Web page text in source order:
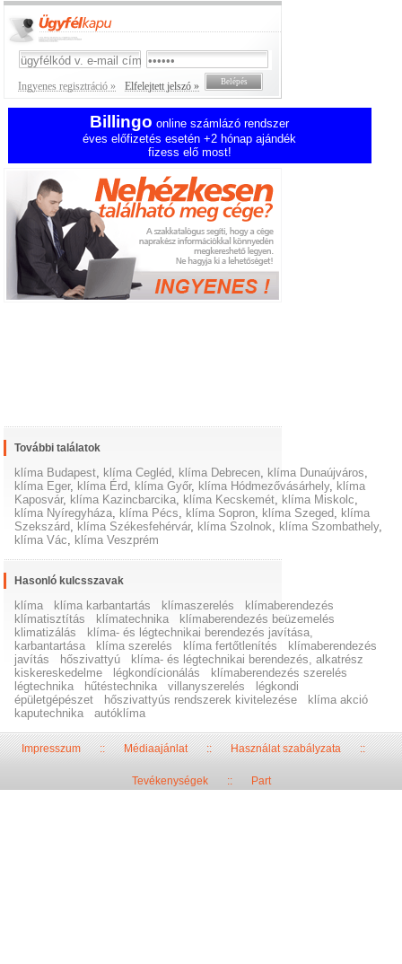
Ingyenes regisztráció » Elfelejtett jelszó »
Billingo online számlázó rendszer
éves előfizetés esetén +2 hónap ajándék
fizess elő most!
További találatok
klíma Budapest, klíma Cegléd, klíma Debrecen, klíma Dunaújváros,
klíma Eger, klíma Érd, klíma Győr, klíma Hódmezővásárhely, klíma
Kaposvár, klíma Kazincbarcika, klíma Kecskemét, klíma Miskolc,
klíma Nyíregyháza, klíma Pécs, klíma Sopron, klíma Szeged, klíma
Szekszárd, klíma Székesfehérvár, klíma Szolnok, klíma Szombathely,
klíma Vác, klíma Veszprém
Hasonló kulcsszavak
klíma klíma karbantartás klímaszerelés
klímaberendezés
klímatisztítás
klímatechnika
klímaberendezés beüzemelés
klimatizálás
klíma- és légtechnikai berendezés javítása,
karbantartása
klíma szerelés klíma fertőtlenítés
klímaberendezés
javítás
hőszivattyú
klíma- és légtechnikai berendezés, alkatrész
kiskereskedelme
légkondícionálás
klímaberendezés szerelés
légtechnika
hűtéstechnika villanyszerelés
légkondi
épületgépészet
hőszivattyús rendszerek kivitelezése
klíma akció
kaputechnika
autóklíma
Impresszum::Médiaajánlat::Használat szabályzata::
Tevékenységek:: Part